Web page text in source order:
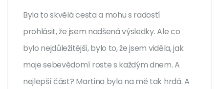
Byla to skvělá cesta a mohu s radostí
prohlásit, že jsem nadšená výsledky. Ale co
bylo nejdůležitější, bylo to, že jsem viděla, jak
moje sebevědomí roste s každým dnem. A
nejlepší část? Martina byla na mě tak hrdá. A